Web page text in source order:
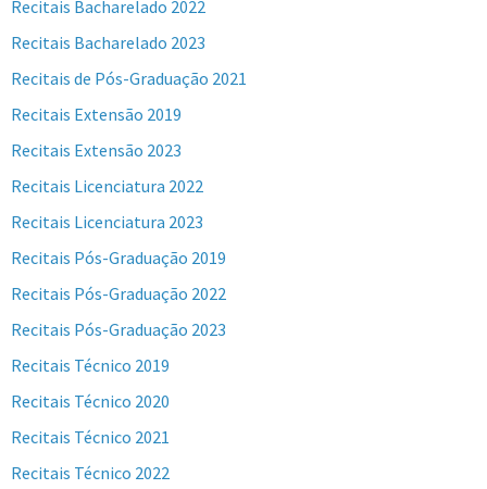
Recitais Bacharelado 2022
Recitais Bacharelado 2023
Recitais de Pós-Graduação 2021
Recitais Extensão 2019
Recitais Extensão 2023
Recitais Licenciatura 2022
Recitais Licenciatura 2023
Recitais Pós-Graduação 2019
Recitais Pós-Graduação 2022
Recitais Pós-Graduação 2023
Recitais Técnico 2019
Recitais Técnico 2020
Recitais Técnico 2021
Recitais Técnico 2022